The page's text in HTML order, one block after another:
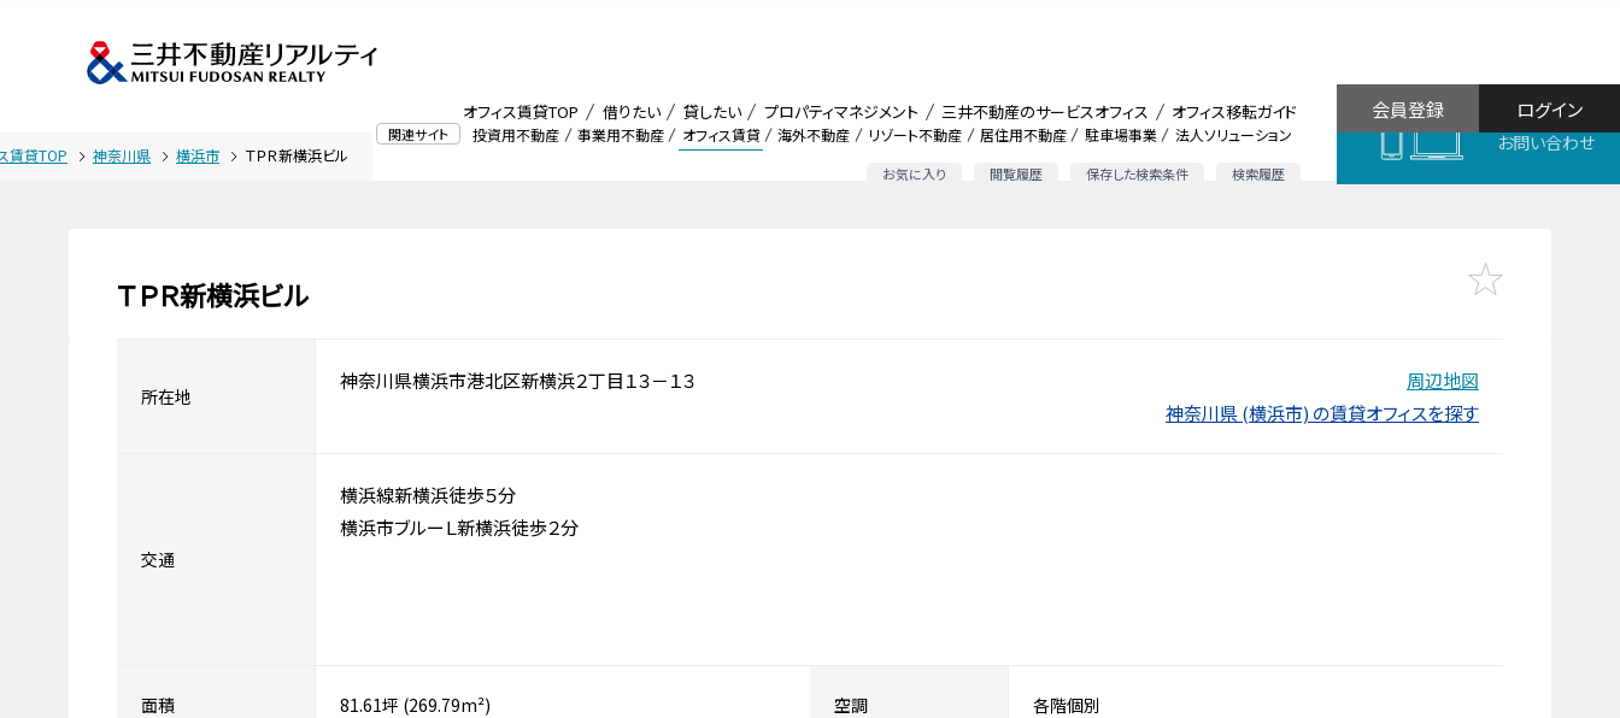
関連サイト 投資用不動産 事業用不動産 オフィス賃貸 海外不動産 リゾート不動産 居住用不動産 駐車場事業 法人ソリューション
お気に入り 閲覧履歴 保存した検索条件 検索履歴
オフィス賃貸TOP 借りたい 貸したい プロパティマネジメント 三井不動産のサービスオフィス オフィス移転ガイド
お問い合わせ
ログイン
会員登録
賃貸TOP 神奈川県 横浜市 ＴＰＲ新横浜ビル
ＴＰＲ新横浜ビル
所在地
神奈川県横浜市港北区新横浜２丁目１３－１３
周辺地図
神奈川県 (横浜市) の賃貸オフィスを探す
交通
横浜線新横浜徒歩５分
横浜市ブルーＬ新横浜徒歩２分
面積 81.61坪 (269.79m²) 空調 各階個別